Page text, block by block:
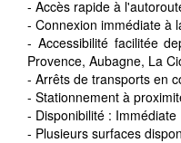
- Accès rapide à
- Connexion immédiate à
- Accessibilité facilitée
Provence, Aubagne, La
- Arrêts de transports en
- Stationnement à
- Disponibilité : Immédiate
- Plusieurs surfaces